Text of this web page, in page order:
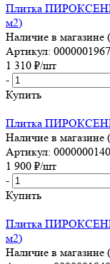
Плитка
м2)
Наличие в магазине
Артикул:
1 310 ₽/шт
-
Купить
Плитка
Наличие в магазине
Артикул:
1 900 ₽/шт
-
Купить
Плитка
м2)
Наличие в магазине